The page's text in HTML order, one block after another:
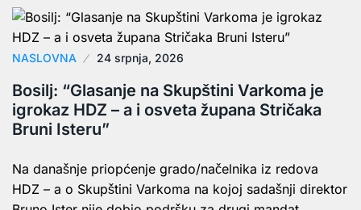
NASLOVNA 24 srpnja, 2026
Bosilj: “Glasanje na Skupštini Varkoma je
igrokaz HDZ – a i osveta župana Stričaka
Bruni Isteru”
Na današnje priopćenje grado/načelnika iz redova
HDZ – a o Skupštini Varkoma na kojoj sadašnji direktor